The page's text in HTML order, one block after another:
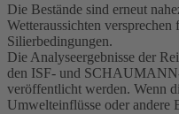
Die Bestände sind erneut
Wetteraussichten
Silierbedingungen.
Die Analyseergebnisse der
den ISF- und
veröffentlicht werden. Wenn
Umwelteinflüsse oder andere